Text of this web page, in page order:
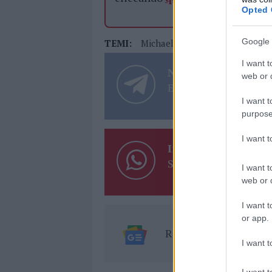
Opted
Google
I want
web or
I want
I want
I want
web or
I want
or app.
I want
TEMI: Michael Frison Notizie
Notizie in tempo
Entra nel canale
Inviaci le tue
Su WhatsApp al
Ricevi le nostre